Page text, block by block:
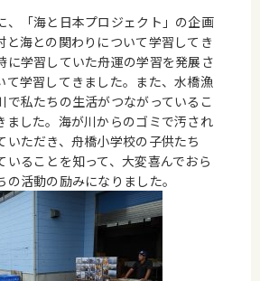
、「海と日本プロジェクト」の企画
と海との関わりについて学習してき
に学習していた舟運の学習を発展さ
て学習してきました。また、水橋漁
で私たちの生活がつながっているこ
ました。海が川からのゴミで汚され
いただき、舟橋小学校の子供たち
いることを知って、大変喜んでおら
活動の励みになりました。